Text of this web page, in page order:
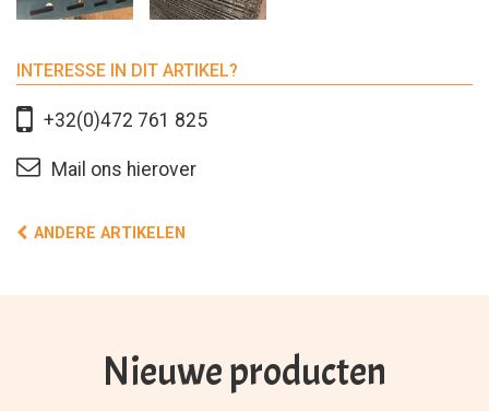
INTERESSE IN DIT ARTIKEL?
+32(0)472 761 825
Mail ons hierover
ANDERE ARTIKELEN
Nieuwe producten